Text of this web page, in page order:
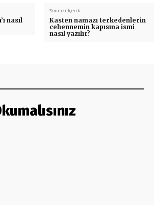
nasıl
Sonraki İçerik
Kasten namazı terkedenlerin
cehennemin kapısına ismi
nasıl yazılır?